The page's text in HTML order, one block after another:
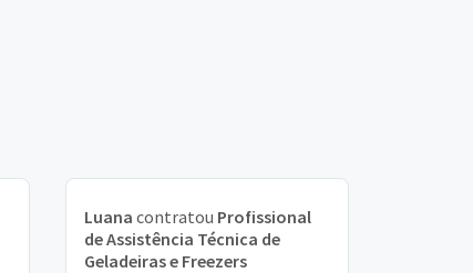
Luana contratou Profissional
de Assistência Técnica de
Geladeiras e Freezers